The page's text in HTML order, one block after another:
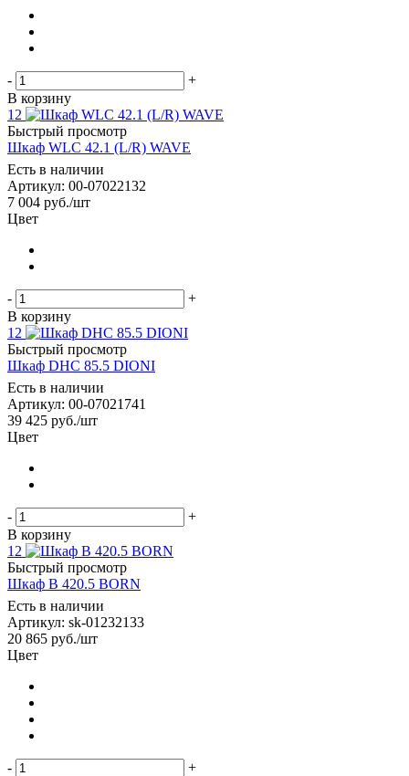
-
+
В корзину
12
Быстрый просмотр
Шкаф WLC 42.1 (L/R) WAVE
Есть в наличии
Артикул: 00-07022132
7 004 руб./шт
Цвет
-
+
В корзину
12
Быстрый просмотр
Шкаф DHC 85.5 DIONI
Есть в наличии
Артикул: 00-07021741
39 425 руб./шт
Цвет
-
+
В корзину
12
Быстрый просмотр
Шкаф B 420.5 BORN
Есть в наличии
Артикул: sk-01232133
20 865 руб./шт
Цвет
-
+